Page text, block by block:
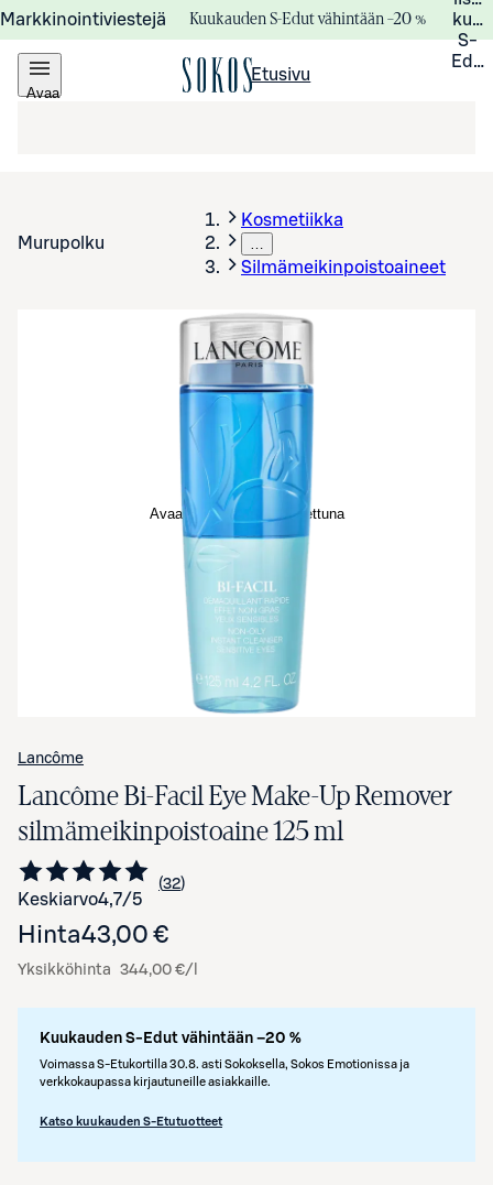
Markkinointiviestejä Kuukauden S-Edut vähintään –20 %
S-
Avaa
Etusivu
Murupolku
Kosmetiikka
…
Silmämeikinpoistoaineet
Avaa tuotekuva suurennettuna
Lancôme
Lancôme Bi-Facil Eye Make-Up Remover
silmämeikinpoistoaine 125 ml
Keskiarvo4,7/5 Siirry arvioihin
32
kappaletta
Hinta43,00 €
Yksikköhinta 344,00 €/l
Kuukauden S-Edut vähintään –20 %
Voimassa S-Etukortilla 30.8. asti Sokoksella, Sokos Emotionissa ja
verkkokaupassa kirjautuneille asiakkaille.
Katso kuukauden S-Etutuotteet